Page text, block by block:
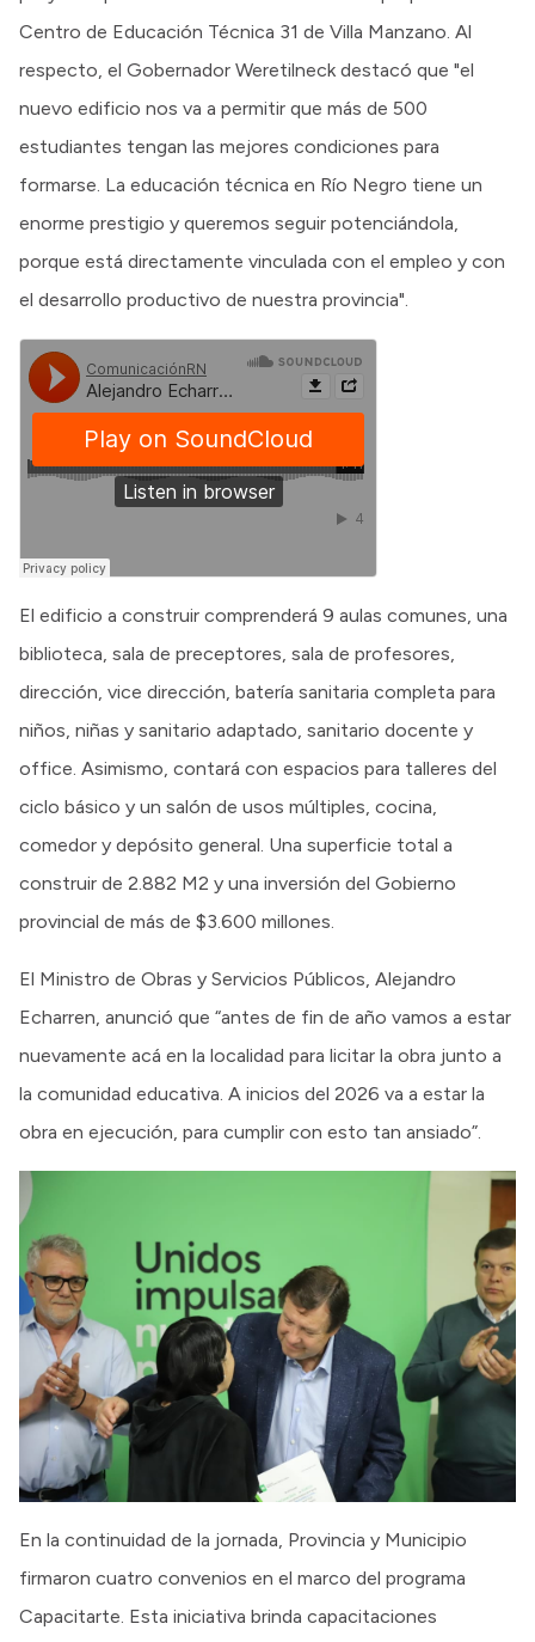
Centro de Educación Técnica 31 de Villa Manzano. Al
respecto, el Gobernador Weretilneck destacó que "el
nuevo edificio nos va a permitir que más de 500
estudiantes tengan las mejores condiciones para
formarse. La educación técnica en Río Negro tiene un
enorme prestigio y queremos seguir potenciándola,
porque está directamente vinculada con el empleo y con
el desarrollo productivo de nuestra provincia".
El edificio a construir comprenderá 9 aulas comunes, una
biblioteca, sala de preceptores, sala de profesores,
dirección, vice dirección, batería sanitaria completa para
niños, niñas y sanitario adaptado, sanitario docente y
office. Asimismo, contará con espacios para talleres del
ciclo básico y un salón de usos múltiples, cocina,
comedor y depósito general. Una superficie total a
construir de 2.882 M2 y una inversión del Gobierno
provincial de más de $3.600 millones.
El Ministro de Obras y Servicios Públicos, Alejandro
Echarren, anunció que “antes de fin de año vamos a estar
nuevamente acá en la localidad para licitar la obra junto a
la comunidad educativa. A inicios del 2026 va a estar la
obra en ejecución, para cumplir con esto tan ansiado”.
En la continuidad de la jornada, Provincia y Municipio
firmaron cuatro convenios en el marco del programa
Capacitarte. Esta iniciativa brinda capacitaciones